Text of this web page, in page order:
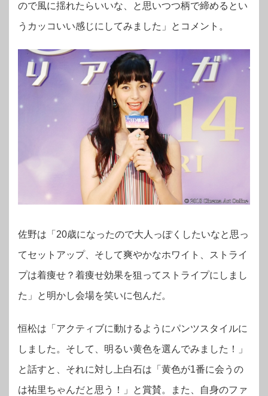
ので風に揺れたらいいな、と思いつつ柄で締めるとい
うカッコいい感じにしてみました」とコメント。
佐野は「20歳になったので大人っぽくしたいなと思っ
てセットアップ、そして爽やかなホワイト、ストライ
プは着痩せ？着痩せ効果を狙ってストライプにしまし
た」
と明かし会場を笑いに包んだ。
恒松は「アクティブに動けるようにパンツスタイルに
しました。そして、明るい黄色を選んでみました！」
と話すと、 それに対し 上白石は「黄色が1番に会うの
は祐里ちゃんだと思う！」
と賞賛。また、自身のファ